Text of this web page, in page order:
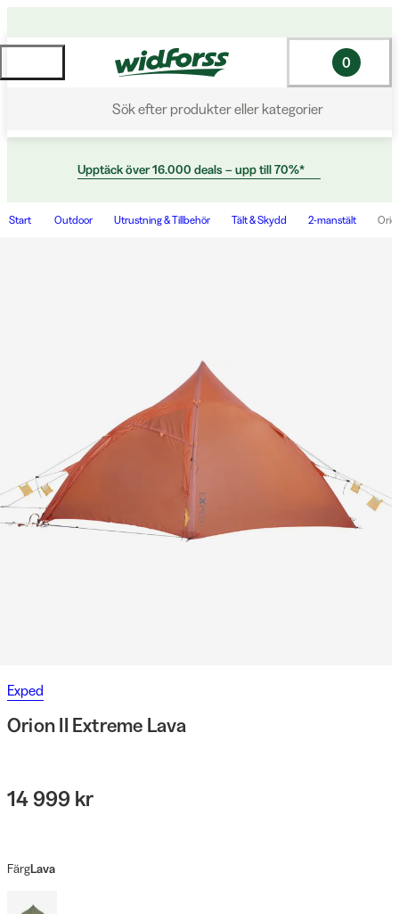
Sök efter produkter eller kategorier
0
Upptäck över 16.000 deals – upp till 70%*
Start Outdoor Utrustning & Tillbehör Tält & Skydd 2-manstält
Exped
Orion II Extreme Lava
14 999 kr
FärgLava